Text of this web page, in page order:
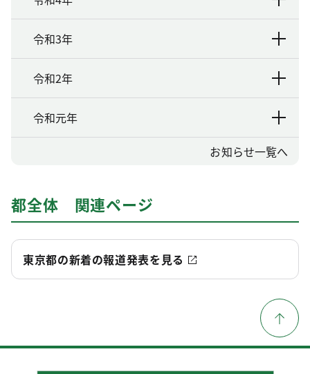
令和3年
令和2年
令和元年
お知らせ一覧へ
都全体 関連ページ
東京都の新着の報道発表を見る